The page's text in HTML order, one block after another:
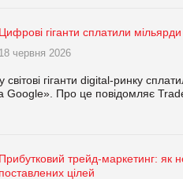
Цифрові гіганти сплатили
18 червня 2026
світові гіганти digital-ринку
Google». Про це повідомляє
Прибутковий трейд-маркетинг: як
поставлених цілей